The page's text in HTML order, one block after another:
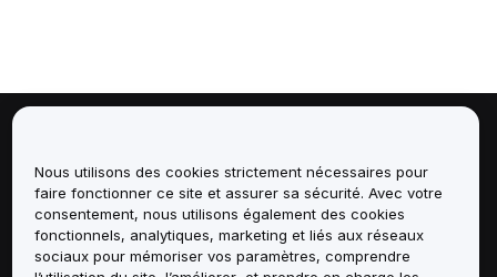
Services
Assistance
Nous utilisons des cookies strictement nécessaires pour
faire fonctionner ce site et assurer sa sécurité. Avec votre
consentement, nous utilisons également des cookies
fonctionnels, analytiques, marketing et liés aux réseaux
sociaux pour mémoriser vos paramètres, comprendre